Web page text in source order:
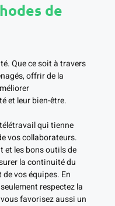
de
Que ce soit à travers
offrir de la
et leur bien-être.
qui tienne
vos collaborateurs.
et les bons outils de
la continuité du
vos équipes. En
respectez la
favorisez aussi un